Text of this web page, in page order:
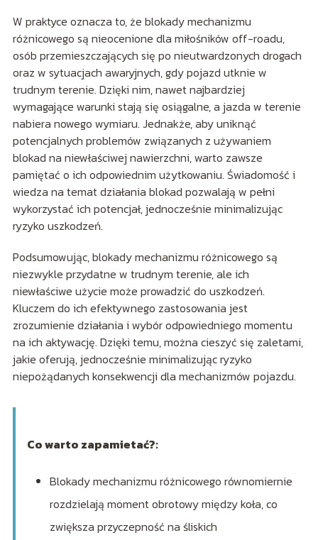
W praktyce oznacza to, że blokady mechanizmu
różnicowego są nieocenione dla miłośników off-roadu,
osób przemieszczających się po nieutwardzonych drogach
oraz w sytuacjach awaryjnych, gdy pojazd utknie w
trudnym terenie. Dzięki nim, nawet najbardziej
wymagające warunki stają się osiągalne, a jazda w terenie
nabiera nowego wymiaru. Jednakże, aby uniknąć
potencjalnych problemów związanych z używaniem
blokad na niewłaściwej nawierzchni, warto zawsze
pamiętać o ich odpowiednim użytkowaniu. Świadomość i
wiedza na temat działania blokad pozwalają w pełni
wykorzystać ich potencjał, jednocześnie minimalizując
ryzyko uszkodzeń.
Podsumowując, blokady mechanizmu różnicowego są
niezwykle przydatne w trudnym terenie, ale ich
niewłaściwe użycie może prowadzić do uszkodzeń.
Kluczem do ich efektywnego zastosowania jest
zrozumienie działania i wybór odpowiedniego momentu
na ich aktywację. Dzięki temu, można cieszyć się zaletami,
jakie oferują, jednocześnie minimalizując ryzyko
niepożądanych konsekwencji dla mechanizmów pojazdu.
Co warto zapamietać?:
Blokady mechanizmu różnicowego równomiernie
rozdzielają moment obrotowy między koła, co
zwiększa przyczepność na śliskich